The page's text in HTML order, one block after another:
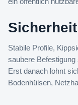
Stabile Profile,
saubere
Erst danach lohnt
Bodenhülsen,